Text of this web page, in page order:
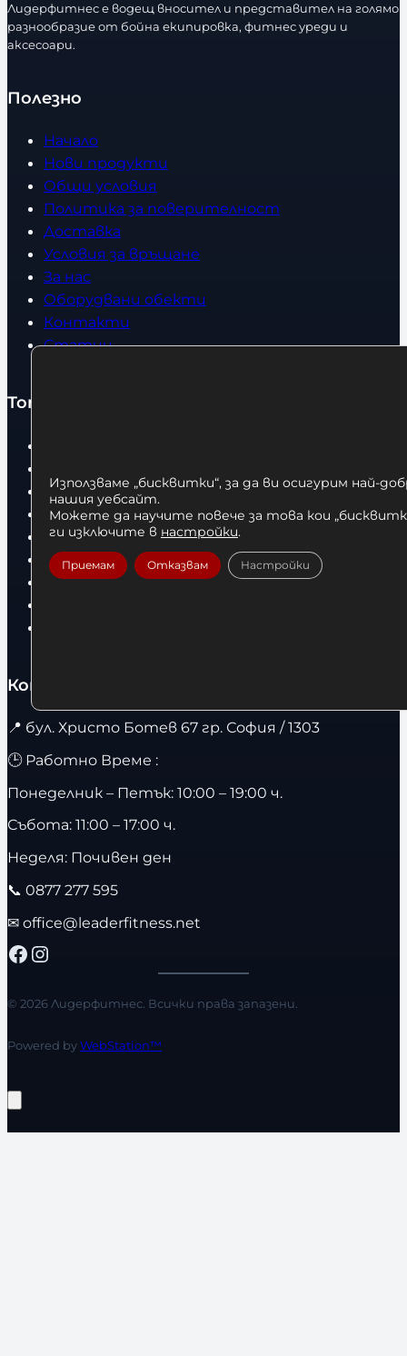
т
в
Лидерфитнес е водещ вносител и представител на голямо
разнообразие от бойна екипировка, фитнес уреди и
аксесоари.
Полезно
Начало
Нови продукти
Общи условия
Политика за поверителност
Доставка
Условия за връщане
За нас
Оборудвани обекти
Контакти
Статии
Топ категории
Боксови ръкавици
Дрехи
Детски дрехи
Суичъри
Фитнес оборудване и аксесоари
Контакти
📍 бул. Христо Ботев 67 гр. София / 1303
🕒 Работно Време :
Понеделник – Петък: 10:00 – 19:00 ч.
Събота: 11:00 – 17:00 ч.
Неделя: Почивен ден
📞 0877 277 595
✉ office@leaderfitness.net
Facebook Instagram
© 2026 Лидерфитнес. Всички права запазени.
Powered byWebStation™
Използваме „бисквитки“, за да ви осигурим най-
нашия уебсайт.
Можете да научите повече за това кои
ги изключите в настройки.
Приемам Отказвам Настройки